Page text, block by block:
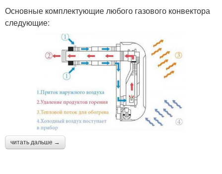
Основные комплектующие любого газового конвектора
следующие:
читать дальше →